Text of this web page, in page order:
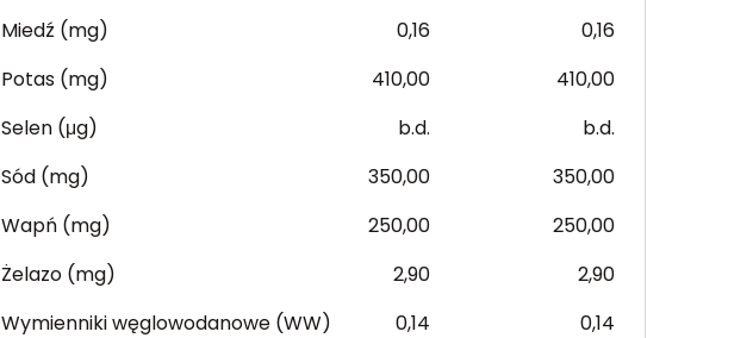
Miedź (mg)
0,16
0,16
Potas (mg)
410,00
410,00
Selen (μg)
b.d.
b.d.
Sód (mg)
350,00
350,00
Wapń (mg)
250,00
250,00
Żelazo (mg)
2,90
2,90
Wymienniki węglowodanowe (WW)
0,14 0,14